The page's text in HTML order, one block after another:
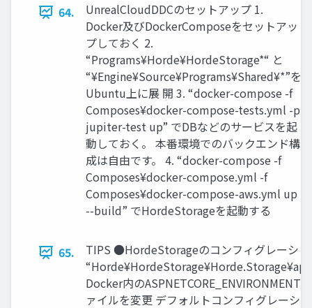
64.
UnrealCloudDDCのセットアップ 1.
Docker及びDockerComposeをセットアッ
プしておく 2.
“Programs¥Horde¥HordeStorage*“ と
“¥Engine¥Source¥Programs¥Shared¥*”を
Ubuntu上に展 開 3. “docker-compose -f
Composes¥docker-compose-tests.yml -p
jupiter-test up” でDBなどのサービスを起
動しておく。 本番環境でのバックエンド構
成は自由です。 4. “docker-compose -f
Composes¥docker-compose.yml -f
Composes¥docker-compose-aws.yml up
--build” でHordeStorageを起動する
65.
TIPS ●HordeStorageのコンフィグレーシ
Docker内のASPNETCORE_ENVIRONMENT
ァイルを変更 デフォルトコンフィグレーシ